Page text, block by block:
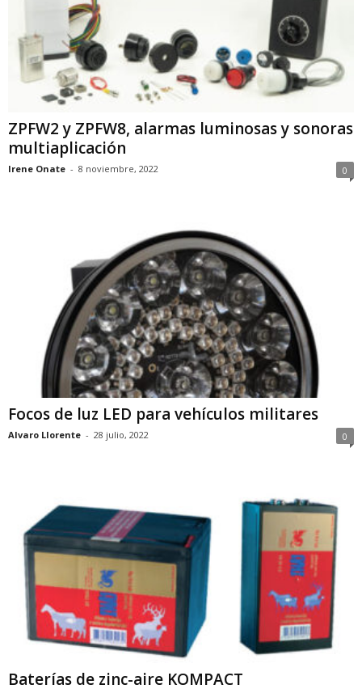
ZPFW2 y ZPFW8, alarmas luminosas y sonoras
multiaplicación
Irene Onate - 8 noviembre, 2022 0
Focos de luz LED para vehículos militares
Alvaro Llorente - 28 julio, 2022 0
Baterías de zinc-aire KOMPACT